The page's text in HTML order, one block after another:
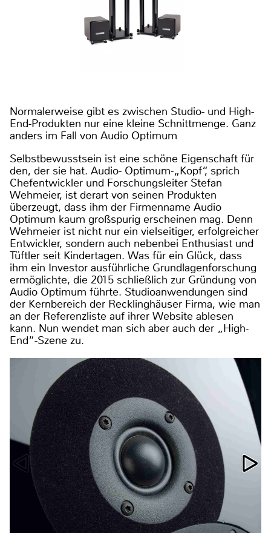
Normalerweise gibt es zwischen Studio- und High-
End-Produkten nur eine kleine Schnittmenge. Ganz
anders im Fall von Audio Optimum
Selbstbewusstsein ist eine schöne Eigenschaft für
den, der sie hat. Audio- Optimum-„Kopf“, sprich
Chefentwickler und Forschungsleiter Stefan
Wehmeier, ist derart von seinen Produkten
überzeugt, dass ihm der Firmenname Audio
Optimum kaum großspurig erscheinen mag. Denn
Wehmeier ist nicht nur ein vielseitiger, erfolgreicher
Entwickler, sondern auch nebenbei Enthusiast und
Tüftler seit Kindertagen. Was für ein Glück, dass
ihm ein Investor ausführliche Grundlagenforschung
ermöglichte, die 2015 schließlich zur Gründung von
Audio Optimum führte. Studioanwendungen sind
der Kernbereich der Recklinghäuser Firma, wie man
an der Referenzliste auf ihrer Website ablesen
kann. Nun wendet man sich aber auch der „High-
End“-Szene zu.